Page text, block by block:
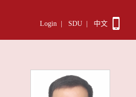
Login SDU 中文